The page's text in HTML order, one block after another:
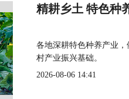
精耕乡土 特色种
各地深耕特色种养产业
村产业振兴基础。
2026-08-06 14:41